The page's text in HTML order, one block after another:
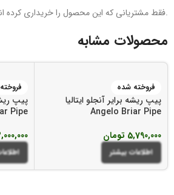
.فقط مشتریانی که این محصول را خریداری کرده
محصولات مشابه
فروخته شده
پیپ ریشه برایر آنجلو ایتالیا
Angelo Briar Pipe
5,790,000 تومان
اطلاعات بیشتر
پیپ
Pipe